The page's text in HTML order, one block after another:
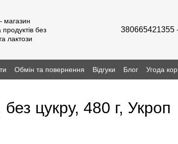
380665421355
Обмін та повернення Відгуки Блог Угода
цукру, 480 г, Укроп